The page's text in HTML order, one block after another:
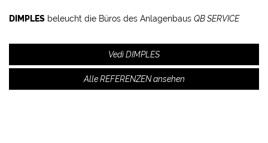
DIMPLES beleucht die Büros des Anlagenbaus QB SERVICE
Vedi DIMPLES
Alle REFERENZEN ansehen